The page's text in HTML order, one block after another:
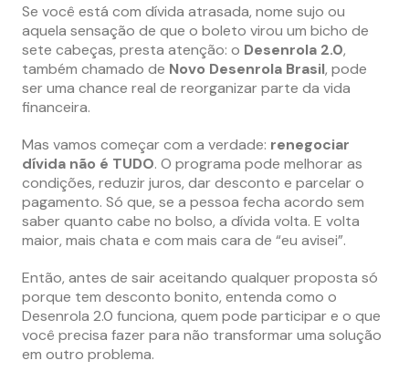
Se você está com dívida atrasada, nome sujo ou
aquela sensação de que o boleto virou um bicho de
sete cabeças, presta atenção: o Desenrola 2.0,
também chamado de Novo Desenrola Brasil, pode
ser uma chance real de reorganizar parte da vida
financeira.
Mas vamos começar com a verdade: renegociar
dívida não é TUDO. O programa pode melhorar as
condições, reduzir juros, dar desconto e parcelar o
pagamento. Só que, se a pessoa fecha acordo sem
saber quanto cabe no bolso, a dívida volta. E volta
maior, mais chata e com mais cara de “eu avisei”.
Então, antes de sair aceitando qualquer proposta só
porque tem desconto bonito, entenda como o
Desenrola 2.0 funciona, quem pode participar e o que
você precisa fazer para não transformar uma solução
em outro problema.